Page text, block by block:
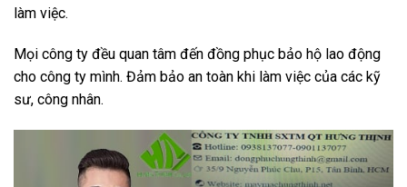
làm việc.
Mọi công ty đều quan tâm đến đồng phục bảo hộ lao động
cho công ty mình. Đảm bảo an toàn khi làm việc của các kỹ
sư, công nhân.